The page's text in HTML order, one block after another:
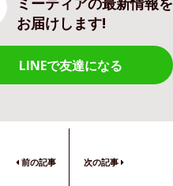
お届けします!
LINEで友達になる
前の記事 次の記事